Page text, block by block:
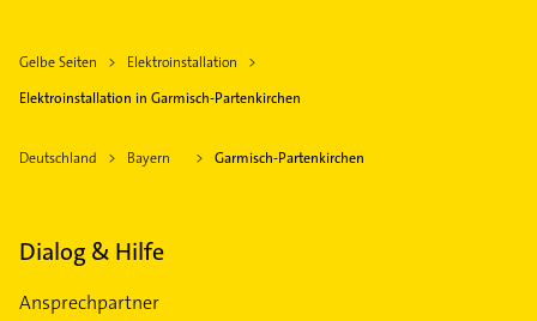
Gelbe Seiten
Elektroinstallation
Elektroinstallation in Garmisch-Partenkirchen
Deutschland Bayern Garmisch-Partenkirchen
Dialog & Hilfe
Ansprechpartner